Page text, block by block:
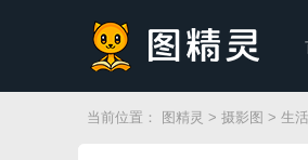
当前位置： 图精灵 > 摄影图 > 生